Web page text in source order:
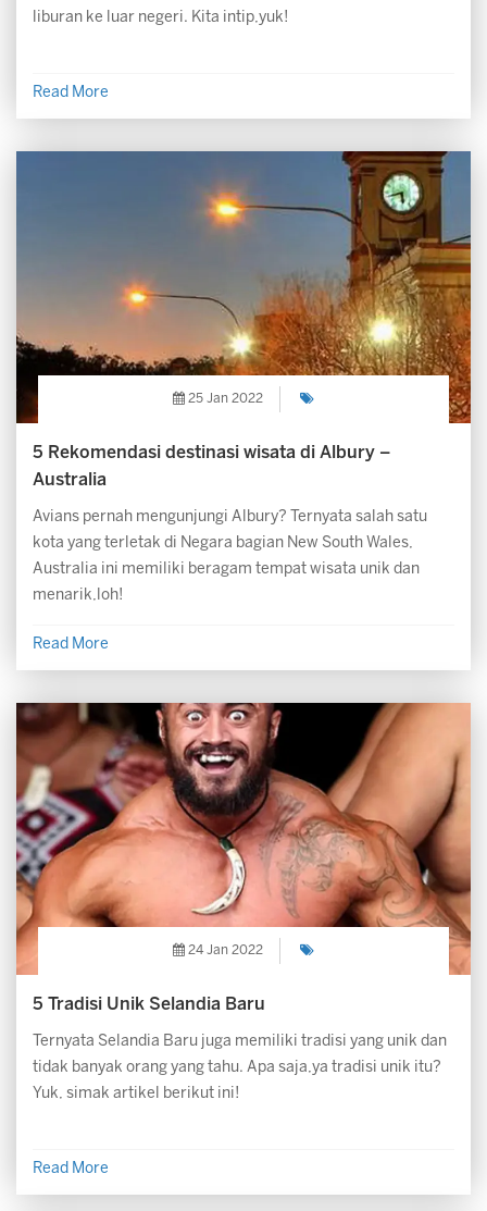
liburan ke luar negeri. Kita intip,yuk!
Read More
25 Jan 2022
5 Rekomendasi destinasi wisata di Albury –
Australia
Avians pernah mengunjungi Albury? Ternyata salah satu
kota yang terletak di Negara bagian New South Wales,
Australia ini memiliki beragam tempat wisata unik dan
menarik,loh!
Read More
24 Jan 2022
5 Tradisi Unik Selandia Baru
Ternyata Selandia Baru juga memiliki tradisi yang unik dan
tidak banyak orang yang tahu. Apa saja,ya tradisi unik itu?
Yuk, simak artikel berikut ini!
Read More